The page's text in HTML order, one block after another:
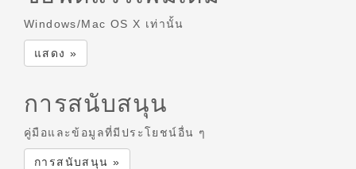
Windows/Mac OS X เท่านั้น
แสดง »
การสนับสนุน
คู่มือและข้อมูลที่มีประโยชน์อื่น ๆ
การสนับสนุน »